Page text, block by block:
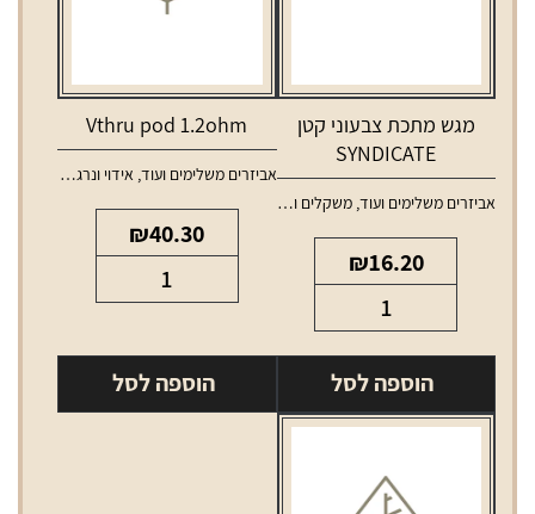
מגש מתכת צבעוני קטן
SYNDICATE
אביזרים משלימים ועוד, משקלים ומגשים
₪16.20
של
מגש
מתכת
צבעוני
SYNDICATE
הוספה לסל
Vthru pod 1.2ohm
אביזרים משלימים ועוד, אידוי ונרגילות
₪40.30
של
הוספה לסל